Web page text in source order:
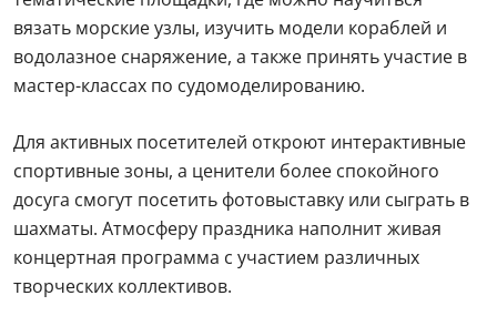
вязать морские узлы, изучить модели кораблей и
водолазное снаряжение, а также принять участие в
мастер-классах по судомоделированию.
Для активных посетителей откроют интерактивные
спортивные зоны, а ценители более спокойного
досуга смогут посетить фотовыставку или сыграть в
шахматы. Атмосферу праздника наполнит живая
концертная программа с участием различных
творческих коллективов.